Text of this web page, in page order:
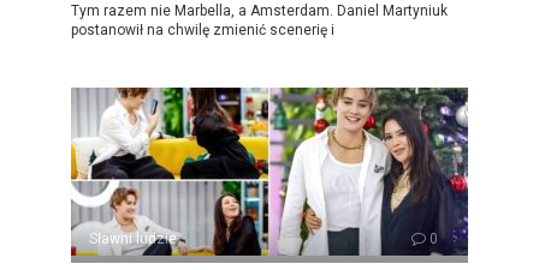
Tym razem nie Marbella, a Amsterdam. Daniel Martyniuk
postanowił na chwilę zmienić scenerię i
Sławni ludzie 0